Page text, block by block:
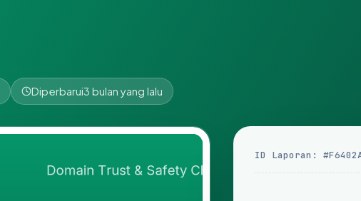
Diperbarui3 bulan yang lalu
ID Laporan: